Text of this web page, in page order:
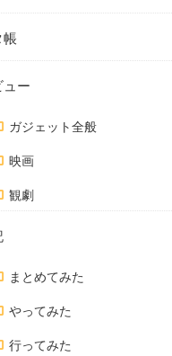
帳
ュー
ガジェット全般
映画
観劇
まとめてみた
やってみた
行ってみた